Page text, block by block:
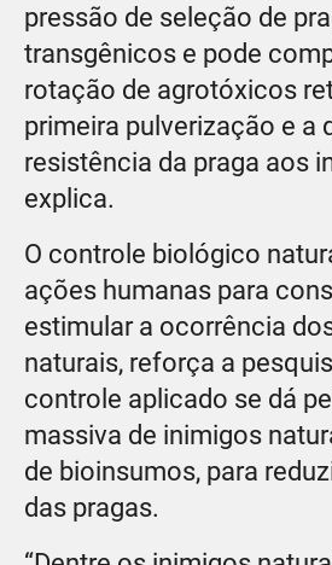
pressão de seleção de
transgênicos e pode
rotação de agrotóxicos
primeira pulverização e a
resistência da praga aos
explica.
O controle biológico
ações humanas para
estimular a ocorrência
naturais, reforça a
controle aplicado se dá
massiva de inimigos
de bioinsumos, para
das pragas.